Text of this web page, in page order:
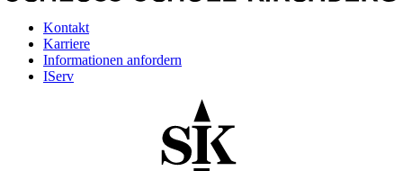
Kontakt
Karriere
Informationen anfordern
IServ